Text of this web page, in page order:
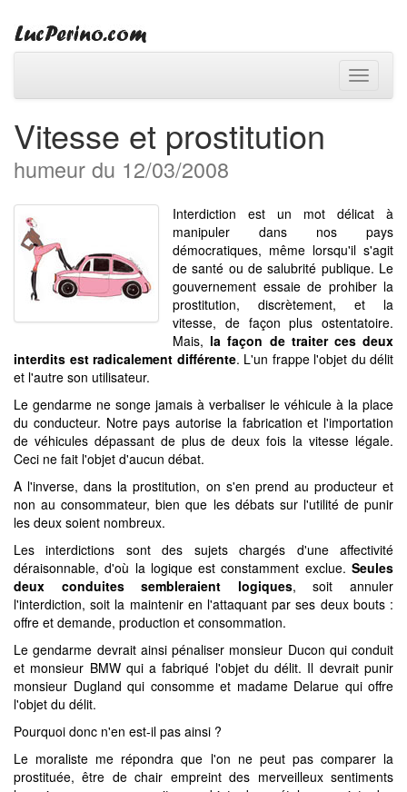
Toggle
Vitesse et prostitution
humeur du 12/03/2008
Interdiction est un mot délicat à
manipuler dans nos pays
démocratiques, même lorsqu'il s'agit
de santé ou de salubrité publique. Le
gouvernement essaie de prohiber la
prostitution, discrètement, et la
vitesse, de façon plus ostentatoire.
Mais, la façon de traiter ces deux
interdits est radicalement différente. L'un frappe l'objet du délit
et l'autre son utilisateur.
Le gendarme ne songe jamais à verbaliser le véhicule à la place
du conducteur. Notre pays autorise la fabrication et l'importation
de véhicules dépassant de plus de deux fois la vitesse légale.
Ceci ne fait l'objet d'aucun débat.
A l'inverse, dans la prostitution, on s'en prend au producteur et
non au consommateur, bien que les débats sur l'utilité de punir
les deux soient nombreux.
Les interdictions sont des sujets chargés d'une affectivité
déraisonnable, d'où la logique est constamment exclue. Seules
deux conduites sembleraient logiques, soit annuler
l'interdiction, soit la maintenir en l'attaquant par ses deux bouts :
offre et demande, production et consommation.
Le gendarme devrait ainsi pénaliser monsieur Ducon qui conduit
et monsieur BMW qui a fabriqué l'objet du délit. Il devrait punir
monsieur Dugland qui consomme et madame Delarue qui offre
l'objet du délit.
Pourquoi donc n'en est-il pas ainsi ?
Le moraliste me répondra que l'on ne peut pas comparer la
prostituée, être de chair empreint des merveilleux sentiments